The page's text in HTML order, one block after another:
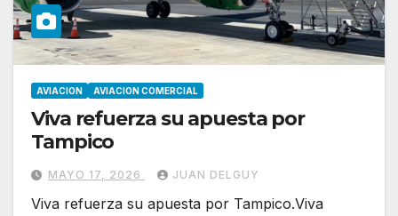
AVIACION AVIACION COMERCIAL
Viva refuerza su apuesta por
Tampico
MAYO 17, 2026 JUAN DELGUY
Viva refuerza su apuesta por Tampico.Viva